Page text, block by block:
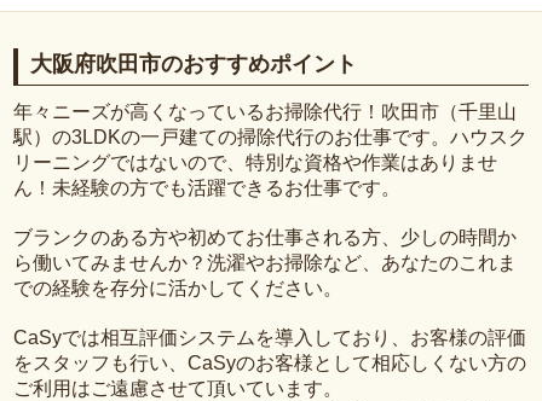
大阪府吹田市のおすすめポイント
年々ニーズが高くなっているお掃除代行！吹田市（千里山
駅）の3LDKの一戸建ての掃除代行のお仕事です。ハウスク
リーニングではないので、特別な資格や作業はありませ
ん！未経験の方でも活躍できるお仕事です。
ブランクのある方や初めてお仕事される方、少しの時間か
ら働いてみませんか？洗濯やお掃除など、あなたのこれま
での経験を存分に活かしてください。
CaSyでは相互評価システムを導入しており、お客様の評価
をスタッフも行い、CaSyのお客様として相応しくない方の
ご利用はご遠慮させて頂いています。